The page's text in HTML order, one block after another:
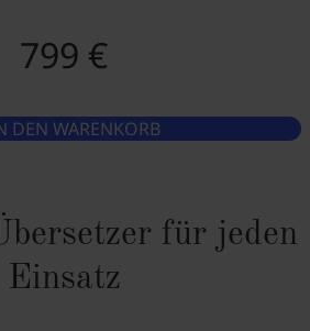
799 €
DEN WARENKORB
für jeden
Einsatz